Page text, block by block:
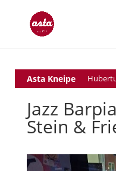
Asta Kneipe
Jazz
Stein &